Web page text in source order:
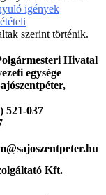
igények
szerint történik.
Hivatal
egysége
521-037
Kft.